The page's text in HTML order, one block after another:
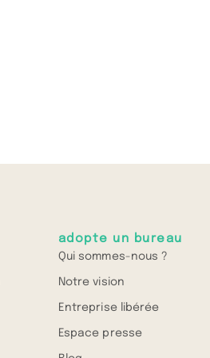
adopte un bureau
Qui sommes-nous ?
Notre vision
Entreprise libérée
Espace presse